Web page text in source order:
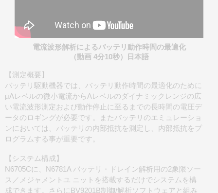
電流波形解析によるバッテリ動作時間の最適化
（動画 4分10秒）日本語
【測定概要】
バッテリ駆動機器では、バッテリ動作時間の最適化のために
μAレベルの微小電流からAレベルのダイナミックレンジの広
い電流波形測定および動作停止に至るまでの長時間の電圧デ
ータのロギングが必要です。またバッテリのエミュレーショ
ンにおいては、バッテリの内部抵抗を測定し、内部抵抗をプ
ログラムする事が重要です。
【システム構成】
N6705Cに、N6781A バッテリ・ドレイン解析用の2象限ソー
ス／メジャメントユ ニットを搭載するだけでシステムを構
成できます。さらにBV9201B制御/解析ソフトウェアと組み